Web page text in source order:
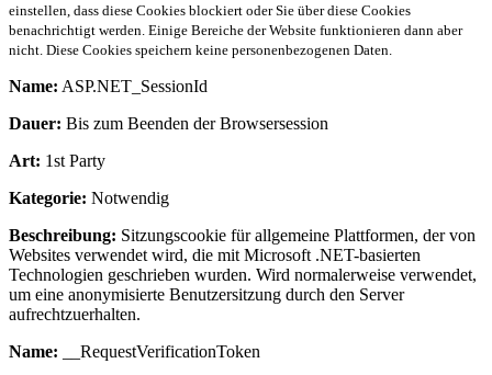
einstellen, dass diese Cookies blockiert oder Sie über diese Cookies
benachrichtigt werden. Einige Bereiche der Website funktionieren dann aber
nicht. Diese Cookies speichern keine personenbezogenen Daten.
Name: ASP.NET_SessionId
Dauer: Bis zum Beenden der Browsersession
Art: 1st Party
Kategorie: Notwendig
Beschreibung: Sitzungscookie für allgemeine Plattformen, der von
Websites verwendet wird, die mit Microsoft .NET-basierten
Technologien geschrieben wurden. Wird normalerweise verwendet,
um eine anonymisierte Benutzersitzung durch den Server
aufrechtzuerhalten.
Name: __RequestVerificationToken